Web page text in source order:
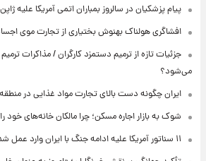
پیام پزشکیان در سالروز بمباران اتمی آمریکا علیه ژاپن
افشاگری هولناک بهنوش بختیاری از تجارت موی
جزئیات تازه از ترمیم دستمزد کارگران / مذاکرات
می‌شود؟
ایران چگونه دست بالای تجارت مواد غذایی در
شوک به بازار اجاره مسکن؛ چرا مالکان خانه‌های خود
۱۱ سناتور آمریکا علیه ادامه جنگ با ایران وارد عمل شدند